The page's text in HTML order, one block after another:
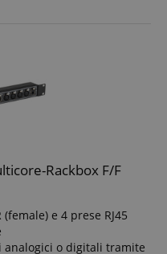
Rackbox F/F
e 4 prese RJ45
analogici o digitali tramite